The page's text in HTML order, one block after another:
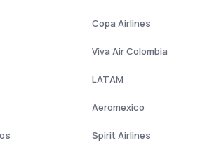
Copa Airlines
Viva Air Colombia
LATAM
Aeromexico
Spirit Airlines